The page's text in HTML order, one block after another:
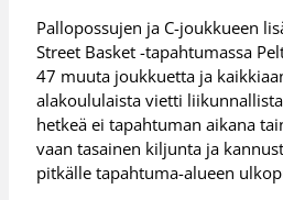
Pallopossujen ja C-joukkueen
Street Basket -tapahtumassa
47 muuta joukkuetta ja
alakoululaista vietti
hetkeä ei tapahtuman aikana
vaan tasainen kiljunta ja
pitkälle tapahtuma-alueen